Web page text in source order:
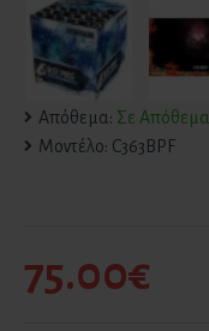
Απόθεμα: Σε Απόθεμα
Μοντέλο: C363BPF
75.00€